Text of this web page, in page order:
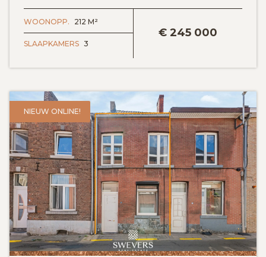
€ 245 000
WOONOPP. 212 M²
SLAAPKAMERS 3
BEKIJK DETAILS
NIEUW ONLINE!